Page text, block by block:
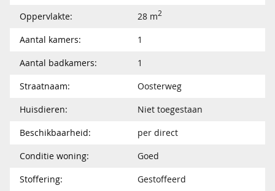
Oppervlakte:
28 m2
Aantal kamers:
1
Aantal badkamers:
1
Straatnaam:
Oosterweg
Huisdieren:
Niet toegestaan
Beschikbaarheid:
per direct
Conditie woning:
Goed
Stoffering:
Gestoffeerd